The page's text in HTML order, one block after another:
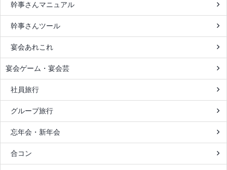
幹事さんマニュアル
幹事さんツール
宴会あれこれ
宴会ゲーム・宴会芸
社員旅行
グループ旅行
忘年会・新年会
合コン